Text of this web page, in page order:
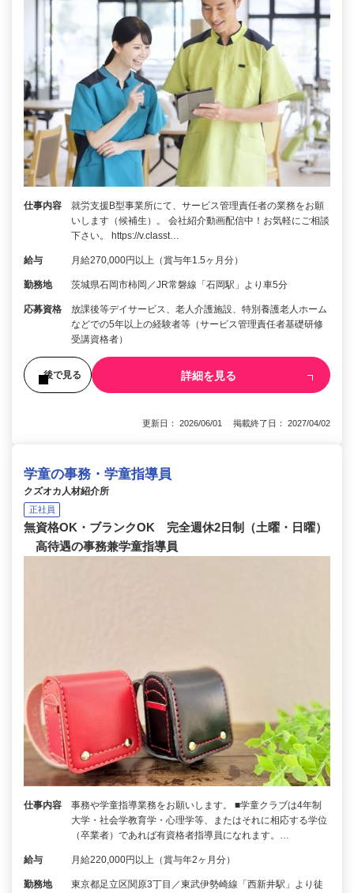
仕事内容
就労支援B型事業所にて、サービス管理責任者の業務をお願
いします（候補生）。 会社紹介動画配信中！お気軽にご相談
下さい。 https://v.classt…
給与 月給270,000円以上（賞与年1.5ヶ月分）
勤務地 茨城県石岡市柿岡／JR常磐線「石岡駅」より車5分
応募資格
放課後等デイサービス、老人介護施設、特別養護老人ホーム
などでの5年以上の経験者等（サービス管理責任者基礎研修
受講資格者）
後で見る 詳細を見る
更新日： 2026/06/01 掲載終了日： 2027/04/02
学童の事務・学童指導員
クズオカ人材紹介所
正社員
無資格OK・ブランクOK 完全週休2日制（土曜・日曜）
高待遇の事務兼学童指導員
仕事内容
事務や学童指導業務をお願いします。 ■学童クラブは4年制
大学・社会学教育学・心理学等、またはそれに相応する学位
（卒業者）であれば有資格者指導員になれます。…
給与 月給220,000円以上（賞与年2ヶ月分）
勤務地
東京都足立区関原3丁目／東武伊勢崎線「西新井駅」より徒